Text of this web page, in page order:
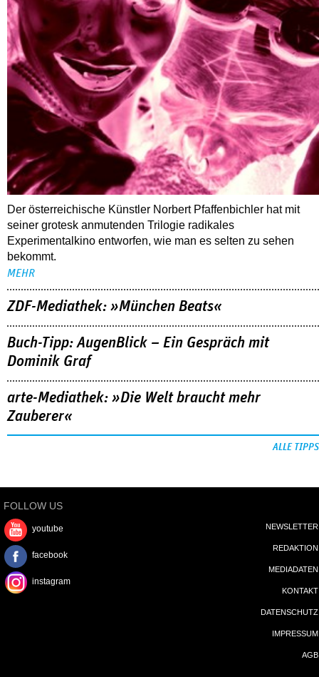
Der österreichische Künstler Norbert Pfaffenbichler hat mit
seiner grotesk anmutenden Trilogie radikales
Experimentalkino entworfen, wie man es selten zu sehen
bekommt.
MEHR
ZDF-Mediathek: »München Beats«
Buch-Tipp: AugenBlick – Ein Gespräch mit
Dominik Graf
arte-Mediathek: »Die Welt braucht mehr
Zauberer«
ALLE TIPPS
FOLLOW US
youtube
facebook
instagram
NEWSLETTER
REDAKTION
MEDIADATEN
KONTAKT
DATENSCHUTZ
IMPRESSUM
AGB